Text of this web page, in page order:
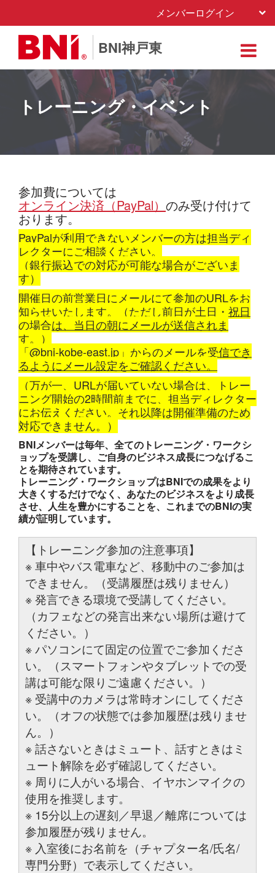
メンバーログイン
BNI神戸東
トレーニング・イベント
参加費については
オンライン決済（PayPal） のみ受け付けて
おります。
PayPalが利用できないメンバーの方は担当ディ
レクターにご相談ください。
（銀行振込での対応が可能な場合がございま
す）
開催日の前営業日にメールにて参加のURLをお
知らせいたします。（ただし前日が土日・祝日
の場合は、当日の朝にメールが送信されま
す。）
「@bni-kobe-east.jp」 からのメールを受信でき
るようにメール設定をご確認ください。
（万が一、URLが届いていない場合は、トレー
ニング開始の2時間前までに、担当ディレクター
にお伝えください。それ以降は開催準備のため
対応できません。）
BNIメンバーは毎年、全てのトレーニング・ワークシ
ョップを受講し、ご自身のビジネス成長につなげるこ
とを期待されています。
トレーニング・ワークショップはBNIでの成果をより
大きくするだけでなく、あなたのビジネスをより成長
させ、人生を豊かにすることを、これまでのBNIの実
績が証明しています。
【トレーニング参加の注意事項】
※ 車中やバス電車など、移動中のご参加は
できません。（受講履歴は残りません）
※ 発言できる環境で受講してください。
（カフェなどの発言出来ない場所は避けて
ください。）
※ パソコンにて固定の位置でご参加くださ
い。（スマートフォンやタブレットでの受
講は可能な限りご遠慮ください。）
※ 受講中のカメラは常時オンにしてくださ
い。（オフの状態では参加履歴は残りませ
ん。）
※ 話さないときはミュート、話すときはミ
ュート解除を必ず確認してください。
※ 周りに人がいる場合、イヤホンマイクの
使用を推奨します。
※ 15分以上の遅刻／早退／離席については
参加履歴が残りません。
※ 入室後にお名前を（チャプター名/氏名/
専門分野）で表示してください。